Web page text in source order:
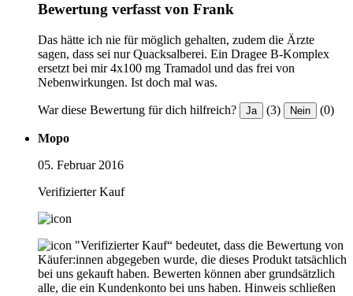
Bewertung verfasst von Frank
Das hätte ich nie für möglich gehalten, zudem die Ärzte
sagen, dass sei nur Quacksalberei. Ein Dragee B-Komplex
ersetzt bei mir 4x100 mg Tramadol und das frei von
Nebenwirkungen. Ist doch mal was.
War diese Bewertung für dich hilfreich? Ja (3) Nein (0)
Mopo
05. Februar 2016
Verifizierter Kauf
"Verifizierter Kauf“ bedeutet, dass die Bewertung von
Käufer:innen abgegeben wurde, die dieses Produkt tatsächlich
bei uns gekauft haben. Bewerten können aber grundsätzlich
alle, die ein Kundenkonto bei uns haben. Hinweis schließen